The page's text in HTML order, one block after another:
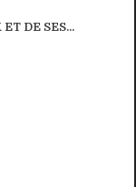
DE SES...